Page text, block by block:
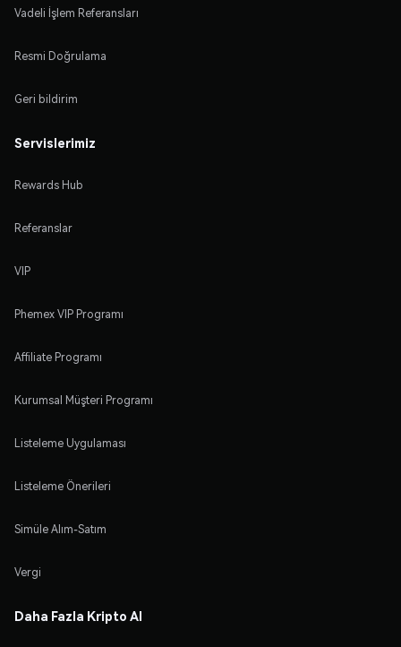
Vadeli İşlem Referansları
Resmi Doğrulama
Geri bildirim
Servislerimiz
Rewards Hub
Referanslar
VIP
Phemex VIP Programı
Affiliate Programı
Kurumsal Müşteri Programı
Listeleme Uygulaması
Listeleme Önerileri
Simüle Alım-Satım
Vergi
Daha Fazla Kripto Al